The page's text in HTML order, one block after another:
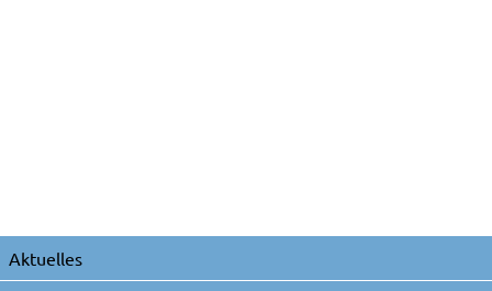
Navigation
überspringen
Aktuelles